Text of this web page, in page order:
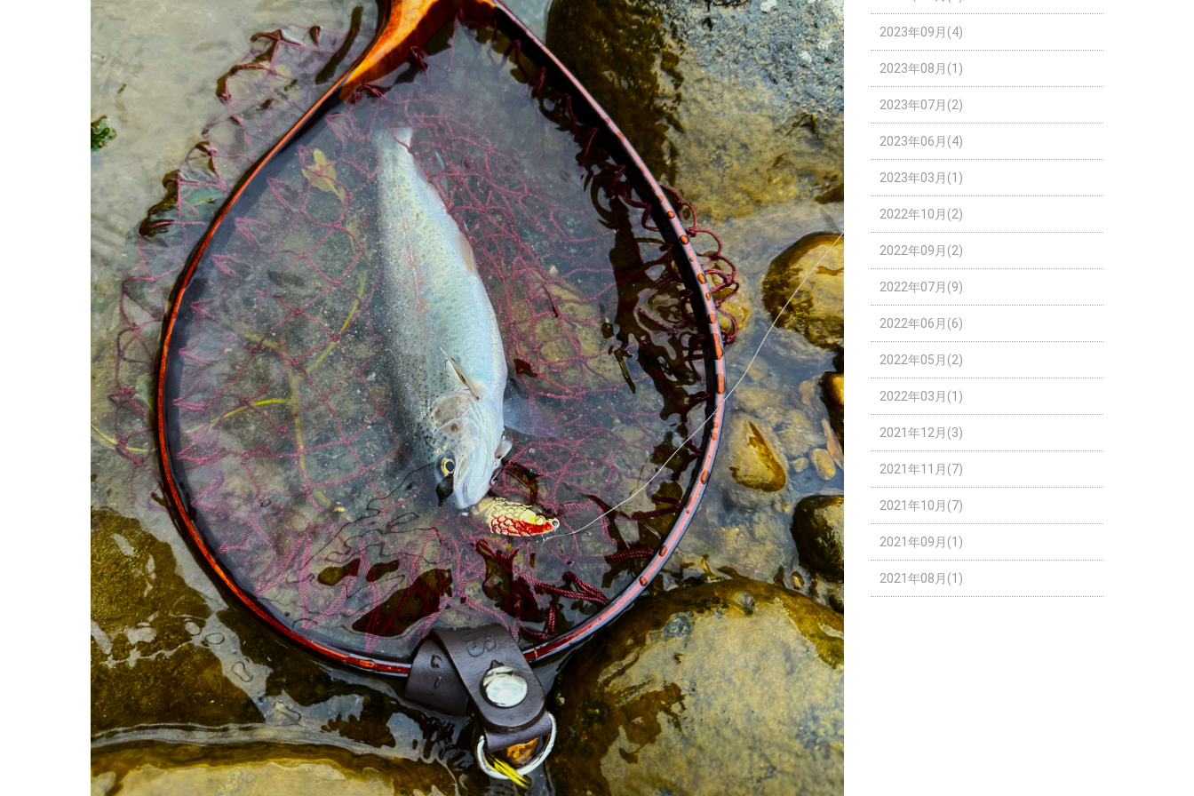
2023年09月(4)
2023年08月(1)
2023年07月(2)
2023年06月(4)
2023年03月(1)
2022年10月(2)
2022年09月(2)
2022年07月(9)
2022年06月(6)
2022年05月(2)
2022年03月(1)
2021年12月(3)
2021年11月(7)
2021年10月(7)
2021年09月(1)
2021年08月(1)